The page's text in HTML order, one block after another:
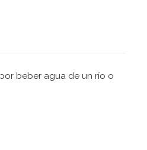
beber agua de un río o